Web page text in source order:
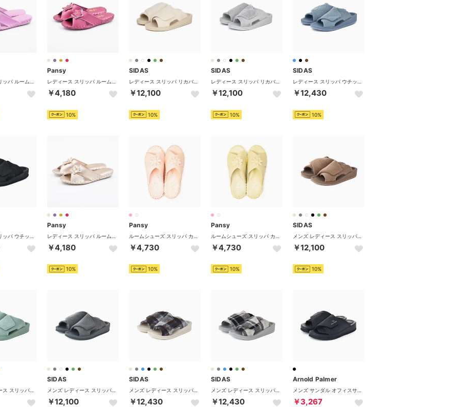
Pansy
￥4,180
10%
SIDAS
￥12,100
10%
SIDAS
￥12,100
10%
SIDAS
￥12,430
10%
Pansy
￥4,180
10%
Pansy
￥4,730
10%
Pansy
￥4,730
10%
SIDAS
￥12,100
10%
SIDAS
￥12,100
SIDAS
￥12,430
SIDAS
￥12,430
Arnold Palmer
￥3,267